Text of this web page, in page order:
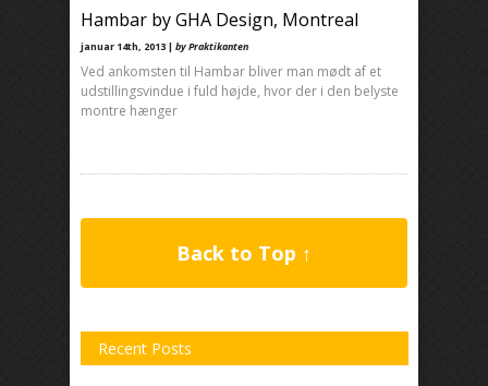
Hambar by GHA Design, Montreal
januar 14th, 2013 | by Praktikanten
Ved ankomsten til Hambar bliver man mødt af et
udstillingsvindue i fuld højde, hvor der i den belyste
montre hænger
Back to Top ↑
Recent Posts